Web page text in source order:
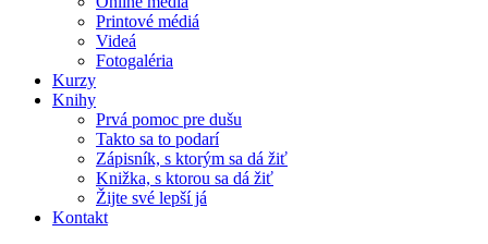
Printové médiá
Videá
Fotogaléria
Kurzy
Knihy
Prvá pomoc pre dušu
Takto sa to podarí
Zápisník, s ktorým sa dá žiť
Knižka, s ktorou sa dá žiť
Žijte své lepší já
Kontakt